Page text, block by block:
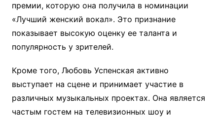
премии, которую она получила в номинации
«Лучший женский вокал». Это признание
показывает высокую оценку ее таланта и
популярность у зрителей.
Кроме того, Любовь Успенская активно
выступает на сцене и принимает участие в
различных музыкальных проектах. Она является
частым гостем на телевизионных шоу и